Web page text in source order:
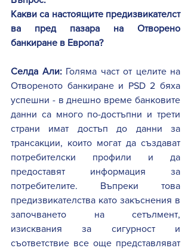
Какви са настоящите предизвикателст
ва пред пазара на Отворено
банкиране в Европа?
Селда Али: Голяма част от целите на
Отвореното банкиране и PSD 2 бяха
успешни - в днешно време банковите
данни са много по-достъпни и трети
страни имат достъп до данни за
трансакции, които могат да създават
потребителски профили и да
предоставят информация за
потребителите. Въпреки това
предизвикателства като закъснения в
започването на сетълмент,
изисквания за сигурност и
съответствие все още представляват